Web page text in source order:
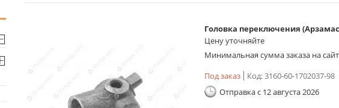
Головка переключения
Цену уточняйте
Минимальная сумма заказа на
Под заказ
Код:3160-60-1702037-98
Отправка с 12 августа 2026